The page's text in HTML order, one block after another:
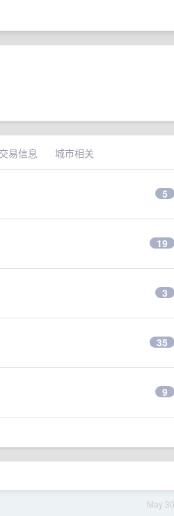
交易信息 城市相关
5
19
3
35
9
May 30